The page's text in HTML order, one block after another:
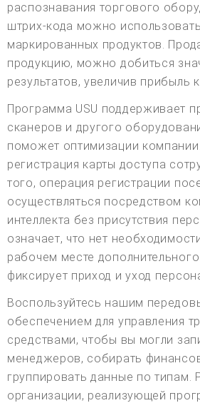
распознавания торгового
штрих-кода можно
маркированных продуктов.
продукцию, можно добиться
результатов, увеличив прибыль
Программа USU поддерживает
сканеров и другого
поможет оптимизации
регистрация карты доступа
того, операция регистрации
осуществляться посредством
интеллекта без присутствия
означает, что нет
рабочем месте
фиксирует приход и уход
Воспользуйтесь нашим
обеспечением для управления
средствами, чтобы вы могли
менеджеров, собирать
группировать данные по типам.
организации, реализующей